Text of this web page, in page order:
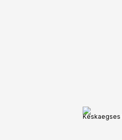
Keskaegses